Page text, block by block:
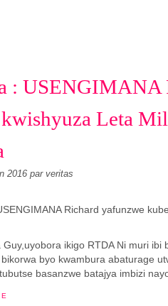
: USENGIMANA
Leta
2016 par veritas
Guy,uyobora ikigo RTDA Ni muri
byo kwambura abaturage
basanzwe batajya imbizi